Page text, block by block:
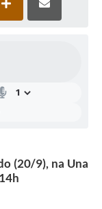
(20/9), na Una